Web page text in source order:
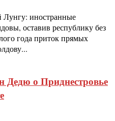
иностранные
оставив республику без
года приток прямых
Дедю о Приднестровье